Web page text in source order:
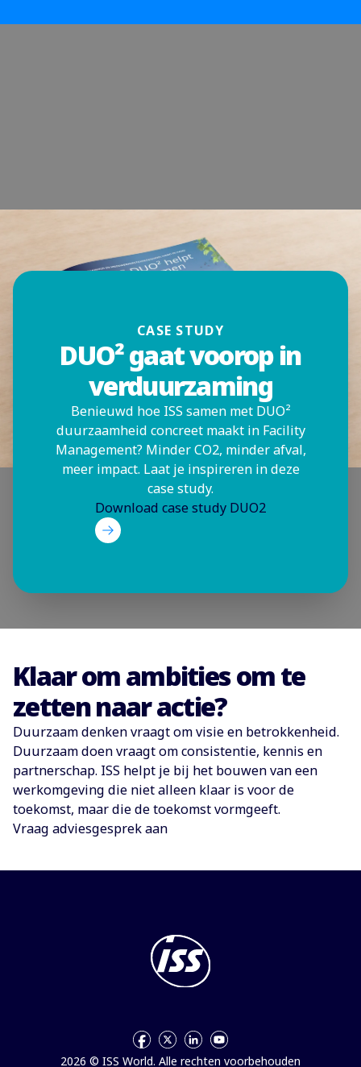
CASE STUDY
DUO² gaat voorop in
verduurzaming
Benieuwd hoe ISS samen met DUO²
duurzaamheid concreet maakt in Facility
Management? Minder CO2, minder afval,
meer impact. Laat je inspireren in deze
case study.
Download case study DUO2
Klaar om ambities om te
zetten naar actie?
Duurzaam denken vraagt om visie en betrokkenheid.
Duurzaam doen vraagt om consistentie, kennis en
partnerschap. ISS helpt je bij het bouwen van een
werkomgeving die niet alleen klaar is voor de
toekomst, maar die de toekomst vormgeeft.
Vraag adviesgesprek aan
2026 © ISS World. Alle rechten voorbehouden